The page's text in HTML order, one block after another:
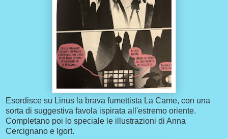
Esordisce su Linus la brava fumettista La Came, con una
sorta di suggestiva favola ispirata all'estremo oriente.
Completano poi lo speciale le illustrazioni di Anna
Cercignano e Igort.